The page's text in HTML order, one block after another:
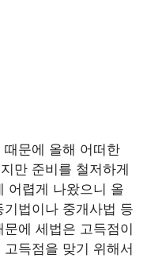
문에 올해 어떠한
만 준비를 철저하게
어렵게 나왔으니 올
법이나 중개사법 등
에 세법은 고득점이
득점을 맞기 위해서